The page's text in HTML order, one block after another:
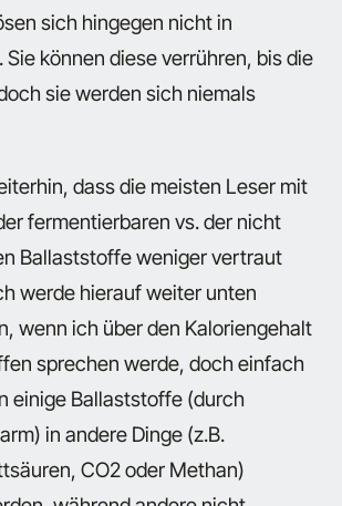
sich hingegen nicht in
Sie können diese verrühren, bis die
sie werden sich niemals
dass die meisten Leser mit
fermentierbaren vs. der nicht
Ballaststoffe weniger vertraut
werde hierauf weiter unten
wenn ich über den Kaloriengehalt
sprechen werde, doch einfach
einige Ballaststoffe (durch
in andere Dinge (z.B.
CO2 oder Methan)